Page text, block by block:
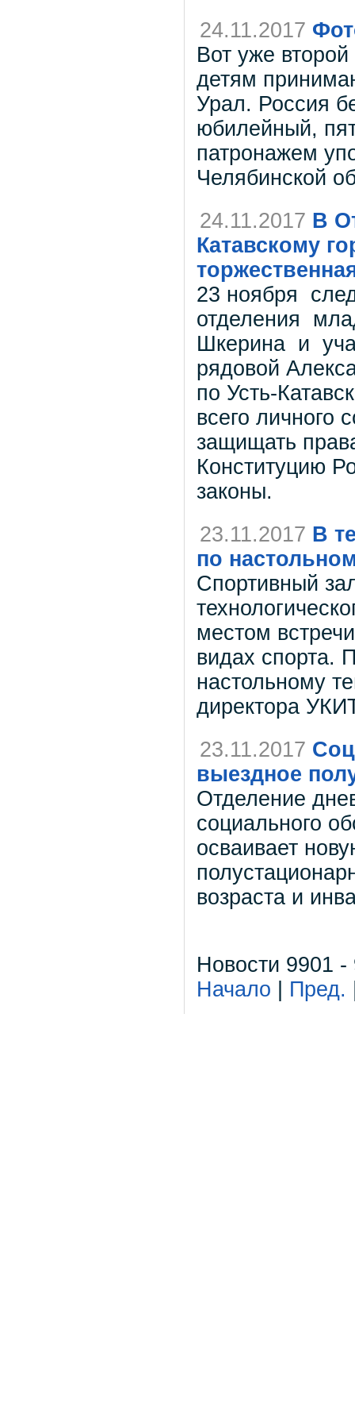
24.11.2017
Вот уже
детям
Урал. Россия
юбилейный,
патронажем
Челябинской
24.11.2017 В
Катавскому
23 ноября
отделения
Шкерина и
рядовой
по Усть-
всего личного
защищать
Конституцию
законы.
23.11.2017 В
по
Спортивный
местом
видах спорта.
настольному
директора
23.11.2017
выездное
Отделение
социального
осваивает
возраста и
Новости 9901 -
Начало
Пред.